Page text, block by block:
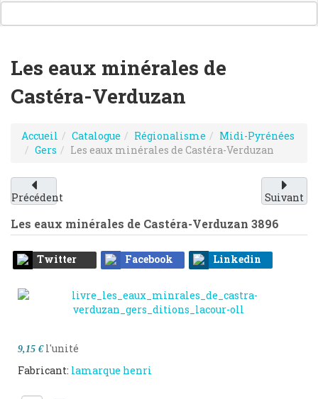
Les eaux minérales de
Castéra-Verduzan
Accueil Catalogue Régionalisme
Midi-Pyrénées
Gers
Les eaux minérales de Castéra-Verduzan
Précédent Suivant
Les eaux minérales de Castéra-Verduzan 3896
Twitter Facebook Linkedin
9,15 € l'unité
Fabricant: lamarque henri